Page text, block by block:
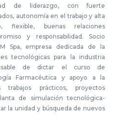
de liderazgo, con fuerte
autonomía en el trabajo y alta
flexible, buenas relaciones
y responsabilidad. Socio
Spa, empresa dedicada de la
tecnológicas para la industria
de dictar el curso de
Farmacéutica y apoyo a la
trabajos prácticos, proyectos
de simulación tecnológica-
la unidad y búsqueda de nuevos